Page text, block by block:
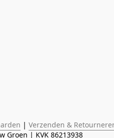
| Verzenden &
Groen | KVK 86213938